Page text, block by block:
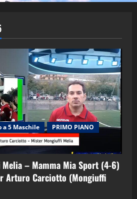
a 5 Maschile
PRIMO PIANO
– Mamma Mia Sport (4-6)
Arturo Carciotto (Mongiuffi